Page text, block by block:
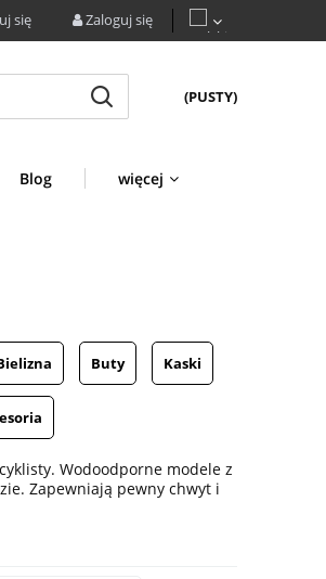
się Zaloguj się
(PUSTY)
Blog więcej
Buty Kaski
Wodoodporne modele z
Zapewniają pewny chwyt i